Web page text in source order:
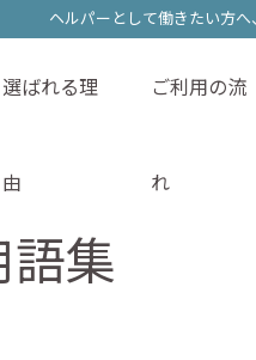
ヘルパーとして働きたい方へ、
サービス内容 選ばれる理
ヘルパーとして働きたい方へ、
選ばれる理
由
ご利用の流
れ
集